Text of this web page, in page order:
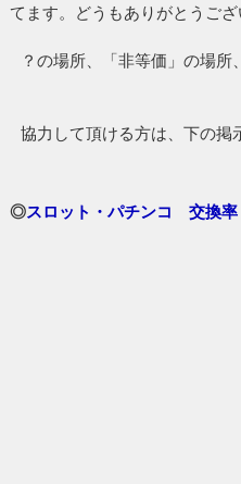
てます。どうもありがとうござ
？の場所、「非等価」の場
協力して頂ける方は、下の
◎スロット・パチンコ 交換率